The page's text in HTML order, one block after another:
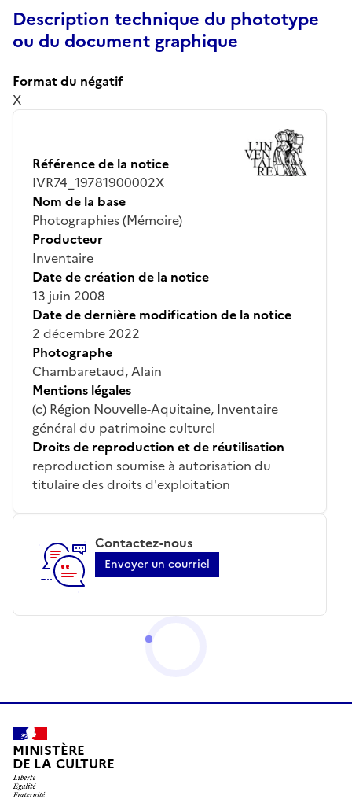
Description technique du phototype
ou du document graphique
Format du négatif
X
Référence de la notice
IVR74_19781900002X
Nom de la base
Photographies (Mémoire)
Producteur
Inventaire
Date de création de la notice
13 juin 2008
Date de dernière modification de la notice
2 décembre 2022
Photographe
Chambaretaud, Alain
Mentions légales
(c) Région Nouvelle-Aquitaine, Inventaire
général du patrimoine culturel
Droits de reproduction et de réutilisation
reproduction soumise à autorisation du
titulaire des droits d'exploitation
Contactez-nous
Envoyer un courriel
MINISTÈRE
DE LA CULTURE